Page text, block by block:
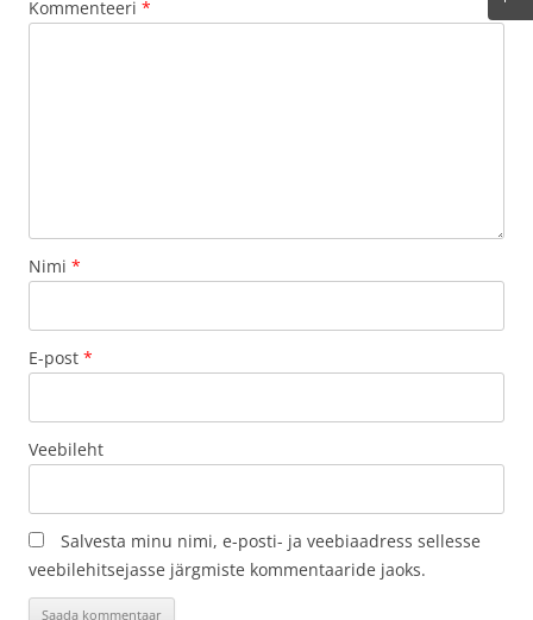
Kommenteeri *
Nimi *
E-post *
Veebileht
Salvesta minu nimi, e-posti- ja veebiaadress sellesse
veebilehitsejasse järgmiste kommentaaride jaoks.